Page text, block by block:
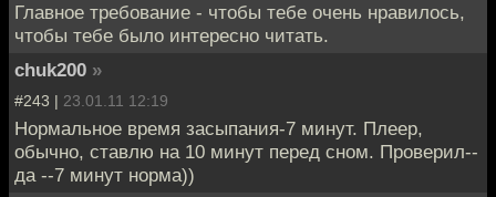
Главное требование - чтобы тебе очень нравилось,
чтобы тебе было интересно читать.
chuk200 »
#243 | 23.01.11 12:19
Нормальное время засыпания-7 минут. Плеер,
обычно, ставлю на 10 минут перед сном. Проверил--
да --7 минут норма))